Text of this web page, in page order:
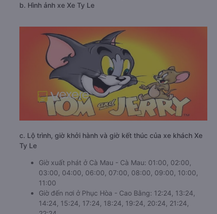
b. Hình ảnh xe Xe Ty Le
c. Lộ trình, giờ khởi hành và giờ kết thúc của xe khách Xe
Ty Le
Giờ xuất phát ở Cà Mau - Cà Mau: 01:00, 02:00,
03:00, 04:00, 06:00, 07:00, 08:00, 09:00, 10:00,
11:00
Giờ đến nơi ở Phục Hòa - Cao Bằng: 12:24, 13:24,
14:24, 15:24, 17:24, 18:24, 19:24, 20:24, 21:24,